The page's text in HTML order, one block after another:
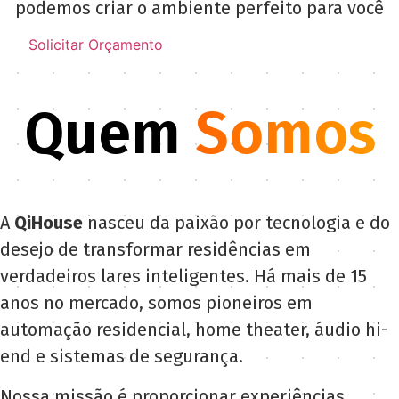
podemos criar o ambiente perfeito para você
Solicitar Orçamento
Quem Somos
A QiHouse nasceu da paixão por tecnologia e do
desejo de transformar residências em
verdadeiros lares inteligentes. Há mais de 15
anos no mercado, somos pioneiros em
automação residencial, home theater, áudio hi-
end e sistemas de segurança.